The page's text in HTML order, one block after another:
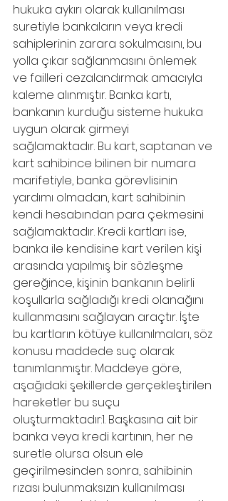
hukuka aykırı olarak kullanılması
suretiyle bankaların veya kredi
sahiplerinin zarara sokulmasını, bu
yolla çıkar sağlanmasını önlemek
ve failleri cezalandırmak amacıyla
kaleme alınmıştır. Banka kartı,
bankanın kurduğu sisteme hukuka
uygun olarak girmeyi
sağlamaktadır. Bu kart, saptanan ve
kart sahibince bilinen bir numara
marifetiyle, banka görevlisinin
yardımı olmadan, kart sahibinin
kendi hesabından para çekmesini
sağlamaktadır. Kredi kartları ise,
banka ile kendisine kart verilen kişi
arasında yapılmış bir sözleşme
gereğince, kişinin bankanın belirli
koşullarla sağladığı kredi olanağını
kullanmasını sağlayan araçtır. İşte
bu kartların kötüye kullanılmaları, söz
konusu maddede suç olarak
tanımlanmıştır. Maddeye göre,
aşağıdaki şekillerde gerçekleştirilen
hareketler bu suçu
oluşturmaktadır:1. Başkasına ait bir
banka veya kredi kartının, her ne
suretle olursa olsun ele
geçirilmesinden sonra, sahibinin
rızası bulunmaksızın kullanılması